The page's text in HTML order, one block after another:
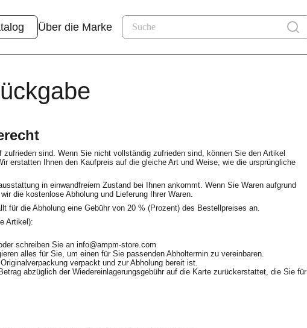
Über die Marke
sind. Wenn Sie nicht vollständig zufrieden sind, können Sie den Artikel
erstatten Ihnen den Kaufpreis auf die gleiche Art und Weise, wie die ursprüngliche
in einwandfreiem Zustand bei Ihnen ankommt. Wenn Sie Waren aufgrund
die kostenlose Abholung und Lieferung Ihrer Waren.
für die Abholung eine Gebühr von 20 % (Prozent) des Bestellpreises an.
Artikel):
schreiben Sie an info@ampm-store.com
alles für Sie, um einen für Sie passenden Abholtermin zu vereinbaren.
verpackt und zur Abholung bereit ist.
abzüglich der Wiedereinlagerungsgebühr auf die Karte zurückerstattet, die Sie für